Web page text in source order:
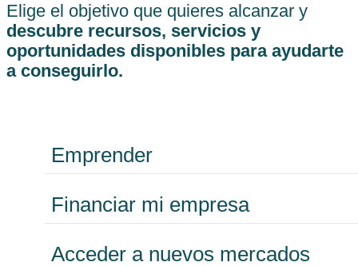
Elige el objetivo que quieres alcanzar y
descubre recursos, servicios y
oportunidades disponibles para ayudarte
a conseguirlo.
Emprender
Financiar mi empresa
Acceder a nuevos mercados